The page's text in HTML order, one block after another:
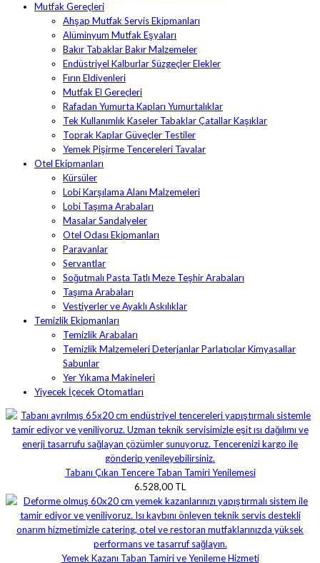
Mutfak Gereçleri
Ahşap Mutfak Servis Ekipmanları
Alüminyum Mutfak Eşyaları
Bakır Tabaklar Bakır Malzemeler
Endüstriyel Kalburlar Süzgeçler Elekler
Fırın Eldivenleri
Mutfak El Gereçleri
Rafadan Yumurta Kapları Yumurtalıklar
Tek Kullanımlık Kaseler Tabaklar Çatallar Kaşıklar
Toprak Kaplar Güveçler Testiler
Yemek Pişirme Tencereleri Tavalar
Otel Ekipmanları
Kürsüler
Lobi Karşılama Alanı Malzemeleri
Lobi Taşıma Arabaları
Masalar Sandalyeler
Otel Odası Ekipmanları
Paravanlar
Servantlar
Soğutmalı Pasta Tatlı Meze Teşhir Arabaları
Taşıma Arabaları
Vestiyerler ve Ayaklı Askılıklar
Temizlik Ekipmanları
Temizlik Arabaları
Temizlik Malzemeleri Deterjanlar Parlatıcılar Kimyasallar
Sabunlar
Yer Yıkama Makineleri
Yiyecek İçecek Otomatları
Tabanı Çıkan Tencere Taban Tamiri Yenilemesi
6.528,00 TL
Yemek Kazanı Taban Tamiri ve Yenileme Hizmeti